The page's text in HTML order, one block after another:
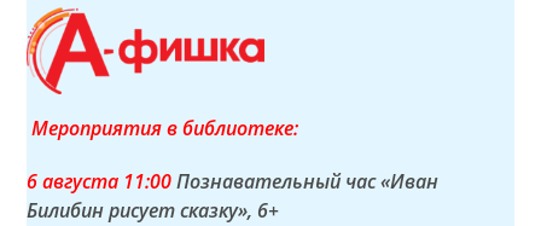
Мероприятия в библиотеке:
6 августа 11:00Познавательный час «Иван
Билибин рисует сказку», 6+